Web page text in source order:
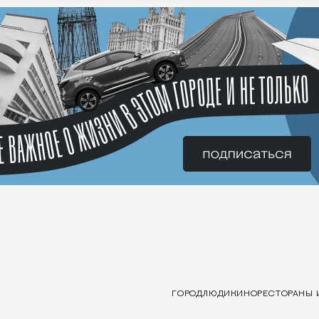
ГОРОДЛЮДИ КИНОРЕСТОРАНЫ